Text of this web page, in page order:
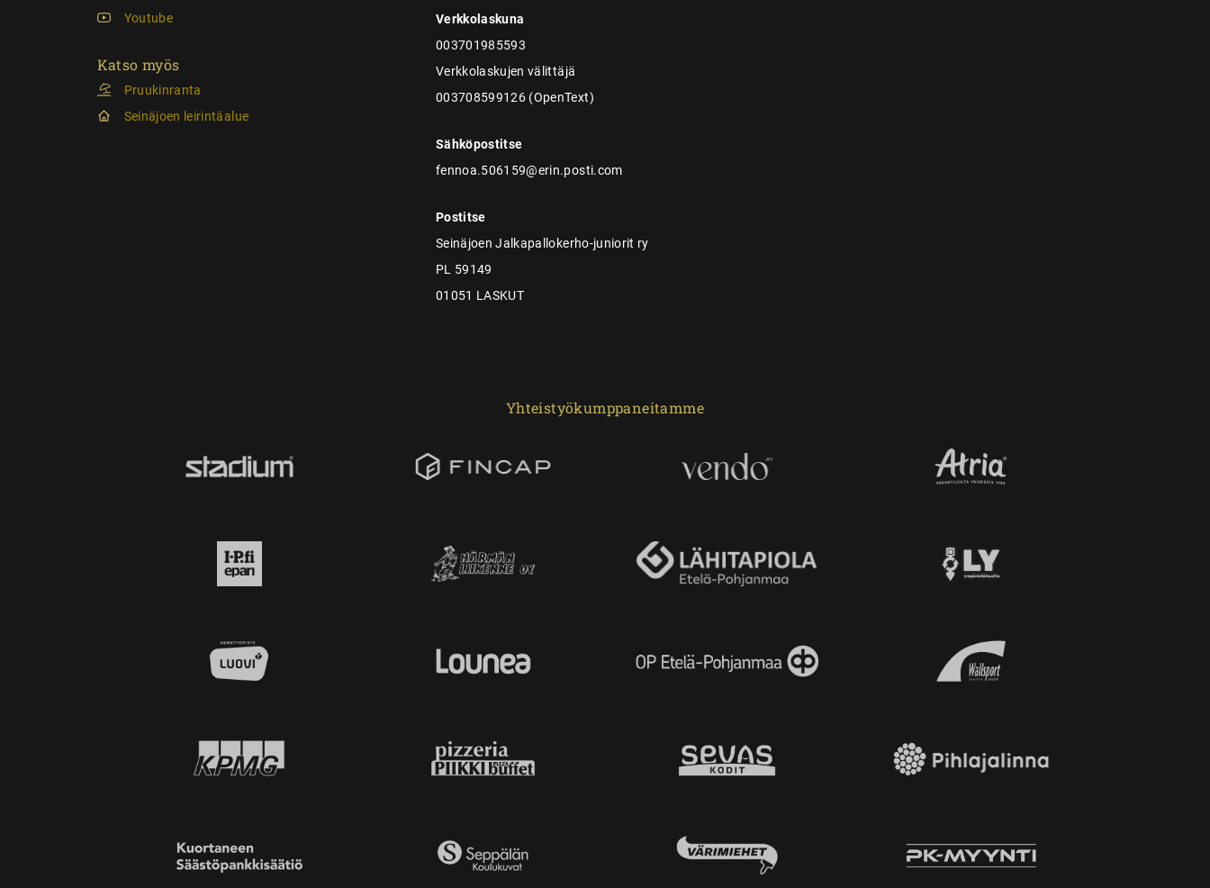
Youtube
Katso myös
Pruukinranta
Seinäjoen leirintäalue
Verkkolaskuna
003701985593
Verkkolaskujen välittäjä
003708599126 (OpenText)
Sähköpostitse
fennoa.506159@erin.posti.com
Postitse
Seinäjoen Jalkapallokerho-juniorit ry
PL 59149
01051 LASKUT
Yhteistyökumppaneitamme